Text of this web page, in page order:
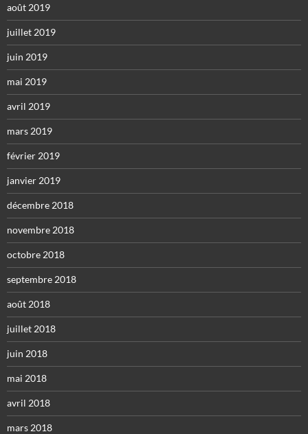
août 2019
juillet 2019
juin 2019
mai 2019
avril 2019
mars 2019
février 2019
janvier 2019
décembre 2018
novembre 2018
octobre 2018
septembre 2018
août 2018
juillet 2018
juin 2018
mai 2018
avril 2018
mars 2018